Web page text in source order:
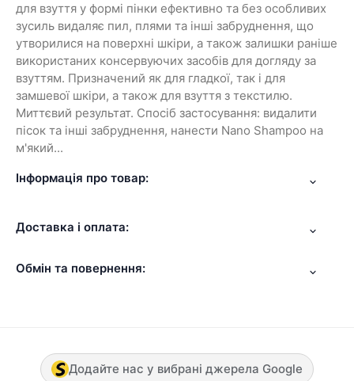
для взуття у формі пінки ефективно та без особливих
зусиль видаляє пил, плями та інші забруднення, що
утворилися на поверхні шкіри, а також залишки раніше
використаних консервуючих засобів для догляду за
взуттям. Призначений як для гладкої, так і для
замшевої шкіри, а також для взуття з текстилю.
Миттєвий результат. Спосіб застосування: видалити
пісок та інші забруднення, нанести Nano Shampoo на
м'який...
Інформація про товар:
Доставка і оплата:
Обмін та повернення:
Додайте нас у вибрані джерела Google